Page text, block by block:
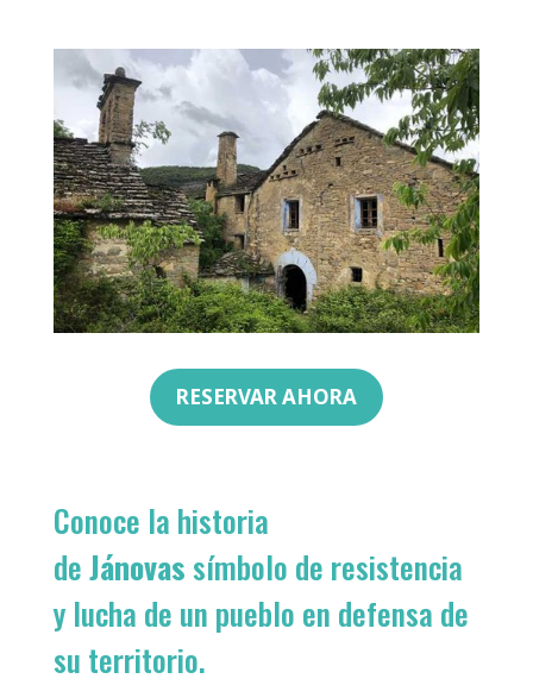
RESERVAR AHORA
Conoce la historia
deJánovassímbolo de resistencia
y lucha de un pueblo en defensa de
su territorio.